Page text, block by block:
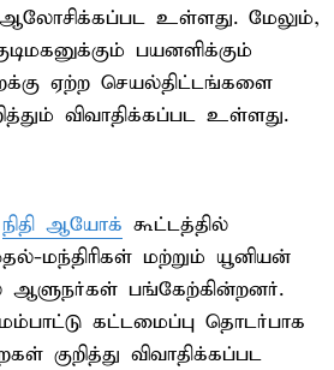
ஆலோசிக்கப்பட உள்ளது. மேலும்,
பயனளிக்கும்
ஏற்ற செயல்திட்டங்களை
விவாதிக்கப்பட உள்ளது.
நிதி ஆயோக் கூட்டத்தில்
மந்திரிகள் மற்றும் யூனியன்
ஆளுநர்கள் பங்கேற்கின்றனர்.
கட்டமைப்பு தொடர்பாக
குறித்து விவாதிக்கப்பட